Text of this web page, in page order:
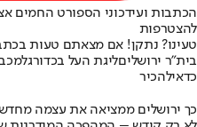
הכתבות ועידכוני הספורט החמים
להצטרפות
טעינו? נתקן! אם מצאתם טעות
בית"ר ירושליםליגת העל בכדורגל
כדאילהכיר
כך ירושלים ממציאה את עצמה מחדש